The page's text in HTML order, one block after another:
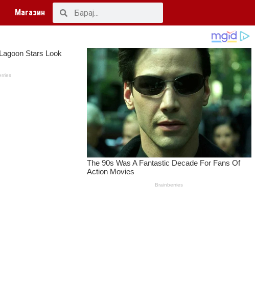
Магазин